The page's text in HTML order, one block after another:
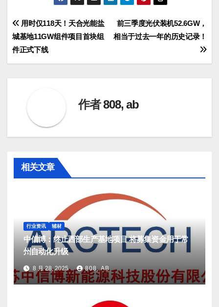
文
章
导
前三季度光伏装机52.6GW，
相当于过去一年的历史记录！
用时仅118天！天合光能盐
城基地11GW组件项目首块组
件正式下线
作者808, ab
相关文章
行业资讯 辅材
中信博：终止西部生产基地项目 将募集资金用于常
州自动化升级
8 月 28, 2025 808, AB